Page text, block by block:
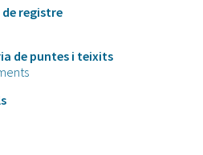
registre
de puntes i teixits